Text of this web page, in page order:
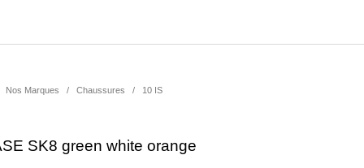
Nos Marques / Chaussures / 10 IS
SK8 green white orange